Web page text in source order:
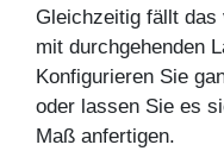
Gleichzeitig fällt das
mit durchgehenden
Konfigurieren Sie
oder lassen Sie es
Maß anfertigen.